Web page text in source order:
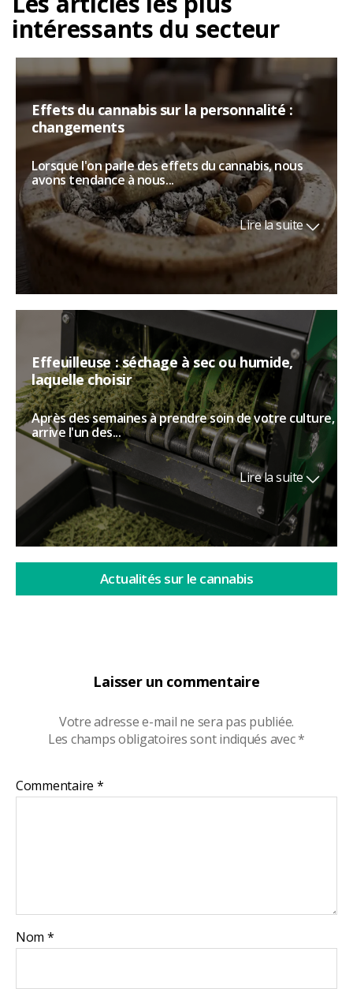
Laisser un commentaire
Votre adresse e-mail ne sera pas publiée.
Les champs obligatoires sont indiqués avec*
Commentaire *
Nom *
intéressants du secteur
Effets du cannabis sur la personnalité :
changements
Lorsque l'on parle des effets du cannabis, nous
avons tendance à nous...
Lire la suite
Effeuilleuse : séchage à sec ou humide,
laquelle choisir
Après des semaines à prendre soin de votre culture,
arrive l'un des...
Lire la suite
Actualités sur le cannabis